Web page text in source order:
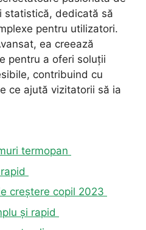
statistică, dedicată să
pentru utilizatori.
ea creează
pentru a oferi soluții
contribuind cu
ce ajută vizitatorii să ia
termopan
creștere copil 2023
și rapid